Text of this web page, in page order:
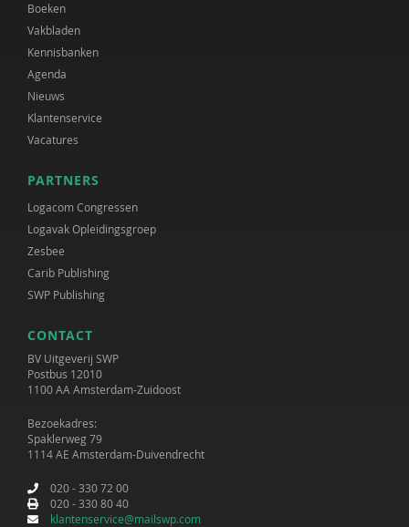
Boeken
Vakbladen
Kennisbanken
Agenda
Nieuws
Klantenservice
Vacatures
PARTNERS
Logacom Congressen
Logavak Opleidingsgroep
Zesbee
Carib Publishing
SWP Publishing
CONTACT
BV Uitgeverij SWP
Postbus 12010
1100 AA Amsterdam-Zuidoost
Bezoekadres:
Spaklerweg 79
1114 AE Amsterdam-Duivendrecht
020 - 330 72 00
020 - 330 80 40
klantenservice@mailswp.com